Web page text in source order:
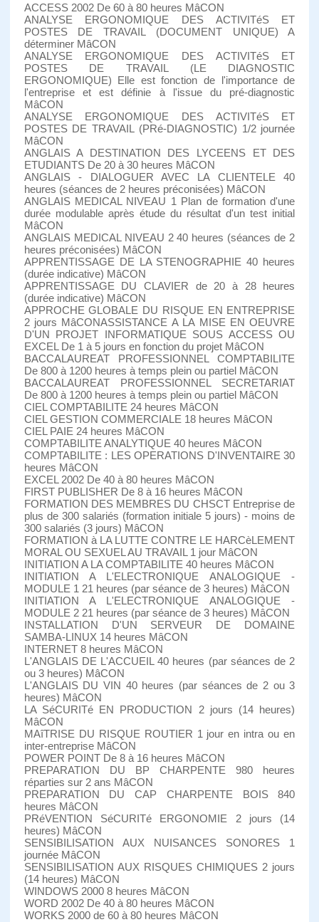
ACCESS 2002 De 60 à 80 heures MâCON
ANALYSE ERGONOMIQUE DES ACTIVITéS ET
POSTES DE TRAVAIL (DOCUMENT UNIQUE) A
déterminer MâCON
ANALYSE ERGONOMIQUE DES ACTIVITéS ET
POSTES DE TRAVAIL (LE DIAGNOSTIC
ERGONOMIQUE) Elle est fonction de l'importance de
l'entreprise et est définie à l'issue du pré-diagnostic
MâCON
ANALYSE ERGONOMIQUE DES ACTIVITéS ET
POSTES DE TRAVAIL (PRé-DIAGNOSTIC) 1/2 journée
MâCON
ANGLAIS A DESTINATION DES LYCEENS ET DES
ETUDIANTS De 20 à 30 heures MâCON
ANGLAIS - DIALOGUER AVEC LA CLIENTELE 40
heures (séances de 2 heures préconisées) MâCON
ANGLAIS MEDICAL NIVEAU 1 Plan de formation d'une
durée modulable après étude du résultat d'un test initial
MâCON
ANGLAIS MEDICAL NIVEAU 2 40 heures (séances de 2
heures préconisées) MâCON
APPRENTISSAGE DE LA STENOGRAPHIE 40 heures
(durée indicative) MâCON
APPRENTISSAGE DU CLAVIER de 20 à 28 heures
(durée indicative) MâCON
APPROCHE GLOBALE DU RISQUE EN ENTREPRISE
2 jours MâCONASSISTANCE A LA MISE EN OEUVRE
D'UN PROJET INFORMATIQUE SOUS ACCESS OU
EXCEL De 1 à 5 jours en fonction du projet MâCON
BACCALAUREAT PROFESSIONNEL COMPTABILITE
De 800 à 1200 heures à temps plein ou partiel MâCON
BACCALAUREAT PROFESSIONNEL SECRETARIAT
De 800 à 1200 heures à temps plein ou partiel MâCON
CIEL COMPTABILITE 24 heures MâCON
CIEL GESTION COMMERCIALE 18 heures MâCON
CIEL PAIE 24 heures MâCON
COMPTABILITE ANALYTIQUE 40 heures MâCON
COMPTABILITE : LES OPERATIONS D'INVENTAIRE 30
heures MâCON
EXCEL 2002 De 40 à 80 heures MâCON
FIRST PUBLISHER De 8 à 16 heures MâCON
FORMATION DES MEMBRES DU CHSCT Entreprise de
plus de 300 salariés (formation initiale 5 jours) - moins de
300 salariés (3 jours) MâCON
FORMATION à LA LUTTE CONTRE LE HARCèLEMENT
MORAL OU SEXUEL AU TRAVAIL 1 jour MâCON
INITIATION A LA COMPTABILITE 40 heures MâCON
INITIATION A L'ELECTRONIQUE ANALOGIQUE -
MODULE 1 21 heures (par séance de 3 heures) MâCON
INITIATION A L'ELECTRONIQUE ANALOGIQUE -
MODULE 2 21 heures (par séance de 3 heures) MâCON
INSTALLATION D'UN SERVEUR DE DOMAINE
SAMBA-LINUX 14 heures MâCON
INTERNET 8 heures MâCON
L'ANGLAIS DE L'ACCUEIL 40 heures (par séances de 2
ou 3 heures) MâCON
L'ANGLAIS DU VIN 40 heures (par séances de 2 ou 3
heures) MâCON
LA SéCURITé EN PRODUCTION 2 jours (14 heures)
MâCON
MAîTRISE DU RISQUE ROUTIER 1 jour en intra ou en
inter-entreprise MâCON
POWER POINT De 8 à 16 heures MâCON
PREPARATION DU BP CHARPENTE 980 heures
réparties sur 2 ans MâCON
PREPARATION DU CAP CHARPENTE BOIS 840
heures MâCON
PRéVENTION SéCURITé ERGONOMIE 2 jours (14
heures) MâCON
SENSIBILISATION AUX NUISANCES SONORES 1
journée MâCON
SENSIBILISATION AUX RISQUES CHIMIQUES 2 jours
(14 heures) MâCON
WINDOWS 2000 8 heures MâCON
WORD 2002 De 40 à 80 heures MâCON
WORKS 2000 de 60 à 80 heures MâCON